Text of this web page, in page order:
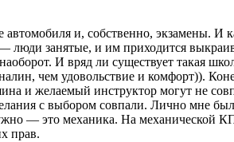
и, собственно, экзамены. И
занятые, и им приходится
И вряд ли существует такая
чем удовольствие и комфорт)).
и желаемый инструктор могут не
с выбором совпали. Лично мне
— это механика. На
прав.